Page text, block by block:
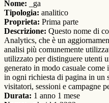
Nome: _ga
Tipologia: analitico
Proprieta: Prima parte
Descrizione: Questo nome di
Analytics, che è un
analisi più comunemente
utilizzato per distinguere utenti
generato in modo casuale
in ogni richiesta di pagina in un
visitatori, sessioni e campagne
Durata: 1 anno 1 mese